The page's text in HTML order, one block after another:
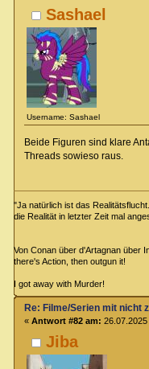
Sashael
Username: Sashael
Beide Figuren sind klare
Threads sowieso raus.
"Ja natürlich ist das
die Realität in letzter Zeit mal
Von Conan über d'Artagnan über
there's Action, then outgun it!
I got away with Murder!
Jiba
Re: Filme/Serien mit nicht
« Antwort #82 am: